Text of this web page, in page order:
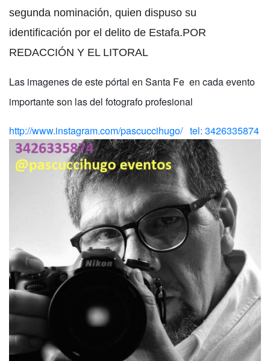
segunda nominación, quien dispuso su
identificación por el delito de Estafa.POR
REDACCIÓN Y EL LITORAL
Las imagenes de este pórtal en Santa Fe en cada evento
importante son las del fotografo profesional
http://www.instagram.com/pascuccihugo/ tel: 3426335874